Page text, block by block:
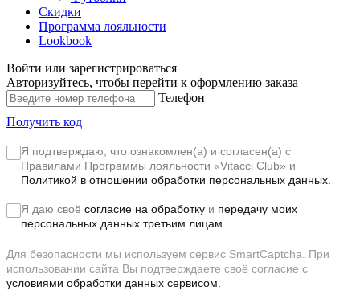
Скидки
Программа лояльности
Lookbook
Войти или зарегистрироваться
Авторизуйтесь, чтобы перейти к оформлению заказа
Телефон
Получить код
Я подтверждаю, что ознакомлен(а) и согласен(а) с
Правилами Программы лояльности «Vitacci Club» и
Политикой в отношении обработки персональных данных.
Я даю своё согласие на обработку и передачу моих
персональных данных третьим лицам
Для безопасности мы используем сервис SmartCaptcha. При
использовании сайта Вы подтверждаете своё согласие с
условиями обработки данных сервисом.